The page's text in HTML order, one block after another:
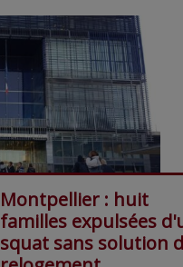
Montpellier : huit
familles expulsées
squat sans solution